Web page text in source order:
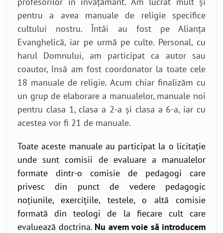
pentru a avea manuale de religie specifice
cultului nostru. Întâi au fost pe Alianța
Evanghelică, iar pe urmă pe culte. Personal, cu
harul Domnului, am participat ca autor sau
coautor, însă am fost coordonator la toate cele
18 manuale de religie. Acum chiar finalizăm cu
un grup de elaborare a manualelor, manuale noi
pentru clasa 1, clasa a 2-a și clasa a 6-a, iar cu
acestea vor fi 21 de manuale.
Toate aceste manuale au participat la o licitație
unde sunt comisii de evaluare a manualelor
formate dintr-o comisie de pedagogi care
privesc din punct de vedere pedagogic
noțiunile, exercițiile, testele, o altă comisie
formată din teologi de la fiecare cult care
evaluează doctrina. Nu avem voie să introducem